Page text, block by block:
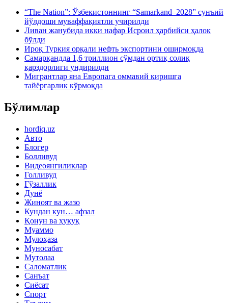
“The Nation”: Ўзбекистоннинг “Samarkand–2028” сунъий
йўлдоши муваффақиятли учирилди
Ливан жанубида икки нафар Исроил ҳарбийси ҳалок
бўлди
Ироқ Туркия орқали нефть экспортини оширмоқда
Самарқандда 1,6 триллион сўмдан ортиқ солиқ
қарздорлиги ундирилди
Мигрантлар яна Европага оммавий киришга
тайёргарлик кўрмоқда
Бўлимлар
hordiq.uz
Авто
Блогер
Болливуд
Видеоянгиликлар
Голливуд
Гўзаллик
Дунё
Жиноят ва жазо
Кундан кун… афзал
Қонун ва ҳуқуқ
Муаммо
Мулоҳаза
Муносабат
Мутолаа
Саломатлик
Санъат
Сиёсат
Спорт